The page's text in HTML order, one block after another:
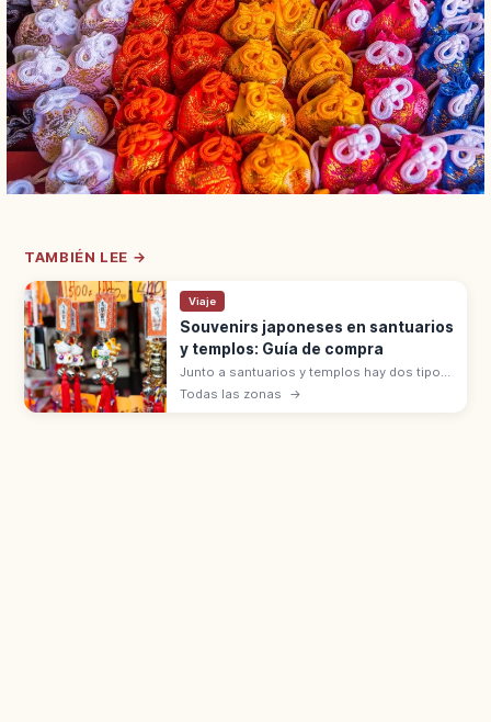
TAMBIÉN LEE →
Viaje
Souvenirs japoneses en santuarios
y templos: Guía de compra
Junto a santuarios y templos hay dos tipos
de souvenirs: objetos sagrados (omamori,
Todas las zonas →